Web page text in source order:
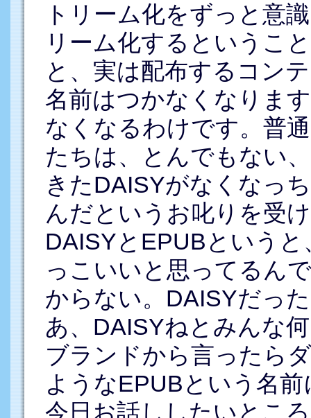
トリーム化をずっと意
リーム化するというこ
と、実は配布するコン
名前はつかなくなりま
なくなるわけです。普
たちは、とんでもない
きたDAISYがなくなっ
んだというお叱りを受
DAISYとEPUBという
っこいいと思ってるん
からない。DAISYだっ
あ、DAISYねとみんな
ブランドから言ったら
ようなEPUBという名
今日お話ししたいとこ